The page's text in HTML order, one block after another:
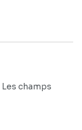
Les champs